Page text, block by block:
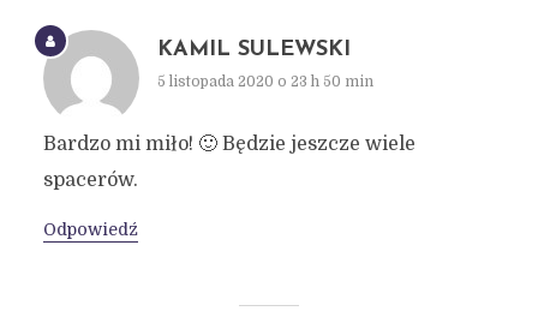
KAMIL SULEWSKI
5 listopada 2020 o 23 h 50 min
Bardzo mi miło! 🙂 Będzie jeszcze wiele
spacerów.
Odpowiedź